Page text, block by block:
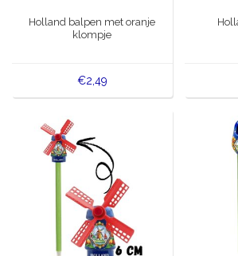
Wens & Ansichtkaarten
Koninghuis artikelen
Pins - Speldjes
Wandborden - Gekleurd en Delfts
Peper en Zout stelletjes
Speelkaarten
Delfts blauwe magneten
Holland balpen met oranje
klompje
€2,49